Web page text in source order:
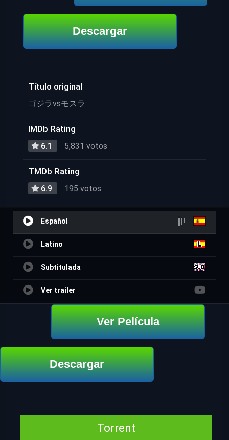
Descargar
Título original
ゴジラvsモスラ
IMDb Rating
6.1 5,831 votos
TMDb Rating
6.9 195 votos
Español
Latino
Subtitulada
Ver trailer
Ver Película
Descargar
Torrent